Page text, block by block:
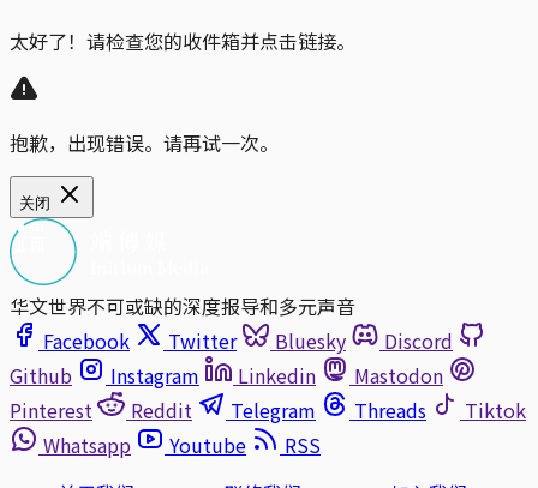
太好了！请检查您的收件箱并点击链接。
抱歉，出现错误。请再试一次。
关闭
华文世界不可或缺的深度报导和多元声音
Facebook
Twitter Bluesky
Discord
Github
Instagram Linkedin
Mastodon
Pinterest
Reddit Telegram Threads
Tiktok
Whatsapp
Youtube
RSS